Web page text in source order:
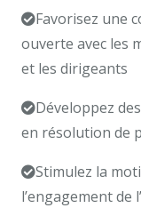
Favorisez une
ouverte avec les
et les dirigeants
Développez
en résolution de
Stimulez la
l’engagement de